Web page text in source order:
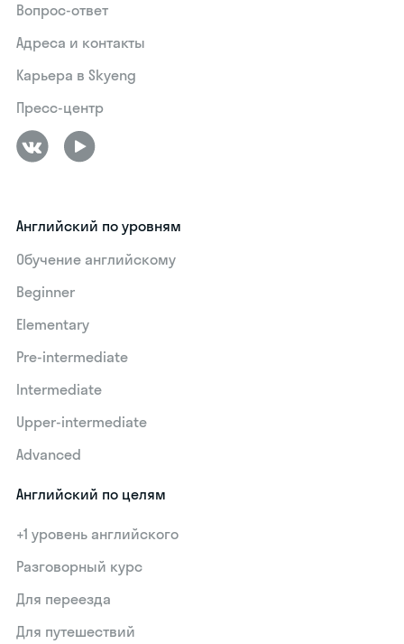
Вопрос-ответ
Адреса и контакты
Карьера в Skyeng
Пресс-центр
Английский по уровням
Обучение английскому
Beginner
Elementary
Pre-intermediate
Intermediate
Upper-intermediate
Advanced
Английский по целям
+1 уровень английского
Разговорный курс
Для переезда
Для путешествий